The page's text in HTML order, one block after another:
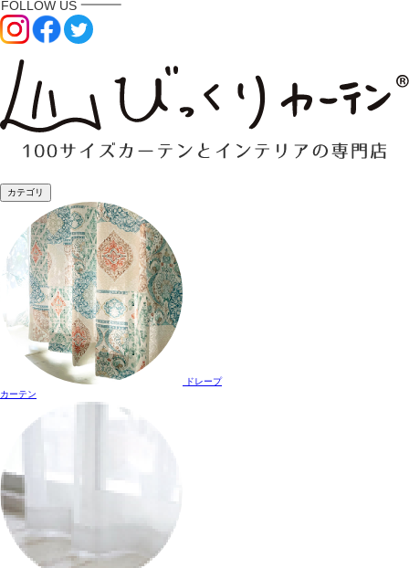
カテゴリ
ドレープ
カーテン